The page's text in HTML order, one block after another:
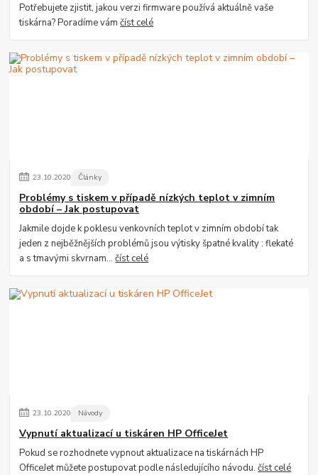
Potřebujete zjistit, jakou verzi firmware používá aktuálně vaše
tiskárna? Poradíme vámčíst celé
23.10.2020 Články
Problémy s tiskem v případě nízkých teplot v zimním
období – Jak postupovat
Jakmile dojde k poklesu venkovních teplot v zimním období tak
jeden z nejběžnějších problémů jsou výtisky špatné kvality : flekaté
a s tmavými skvrnam...číst celé
23.10.2020 Návody
Vypnutí aktualizací u tiskáren HP OfficeJet
Pokud se rozhodnete vypnout aktualizace na tiskárnách HP
OfficeJet můžete postupovat podle následujícího návodu.číst celé